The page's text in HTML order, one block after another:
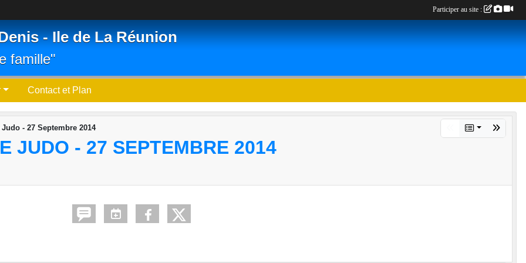
- Ile de La Réunion
famille"
Contact et Plan
- 27 Septembre 2014
JUDO - 27 SEPTEMBRE 2014
Participer au site :